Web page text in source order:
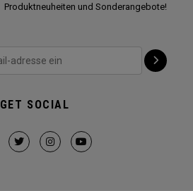
Produktneuheiten und Sonderangebote!
GET SOCIAL